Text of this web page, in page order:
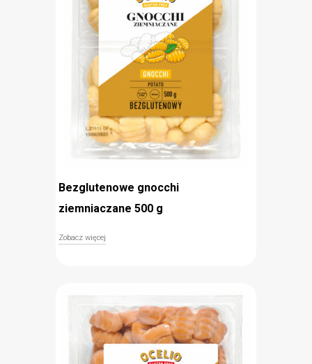
Bezglutenowe gnocchi
ziemniaczane 500 g
Zobacz więcej
kluseczki powstają z rehydratyzowanych
ziemniaków, mąki ryżowej i skrobi ziemniaczanej,
dlatego pozostają bezglutenowe. Z pewnością
przypadną do gustu wszystkim domownikom,
nawet tym najmłodszym. Gnocchi Ocelio
wystarczy wrzucić do gorącej, osolonej wody i wyjąć
po dwóch minutach od wypłynięcia.